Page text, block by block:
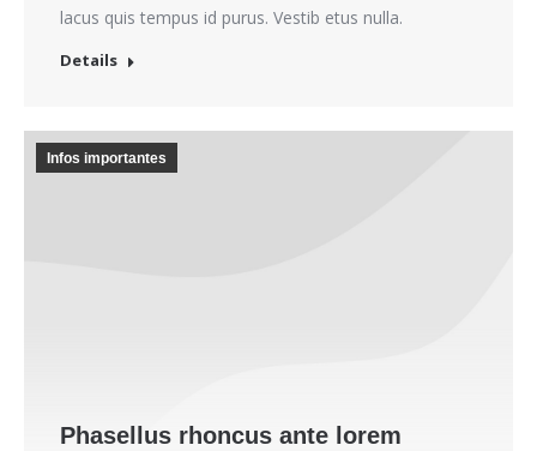
lacus quis tempus id purus. Vestib etus nulla.
Details
Infos importantes
Phasellus rhoncus ante lorem